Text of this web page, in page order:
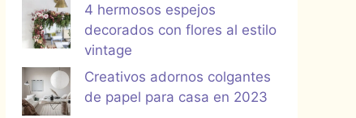
4 hermosos espejos
decorados con flores al estilo
vintage
Creativos adornos colgantes
de papel para casa en 2023